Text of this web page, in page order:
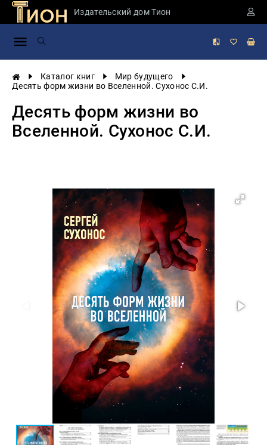
Издательский дом Тион
Каталог книг
Мир будущего
Десять форм жизни во Вселенной. Сухонос С.И.
Десять форм жизни во
Вселенной. Сухонос С.И.
Занимательная
России
история
Экономика
Учебная
литература
будущего
Публицистика
Проза
Тайное и
непознанное
жизни
Философия
Военная
история
Конспирология
Религия